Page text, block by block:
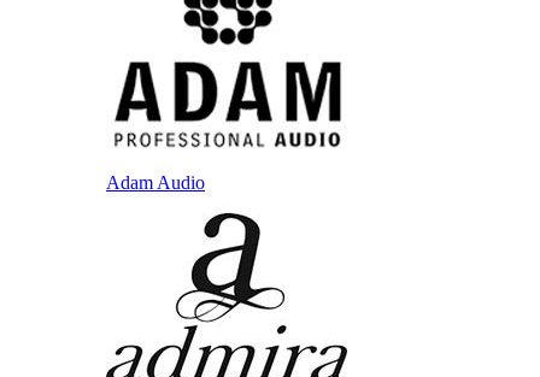
Adam Audio